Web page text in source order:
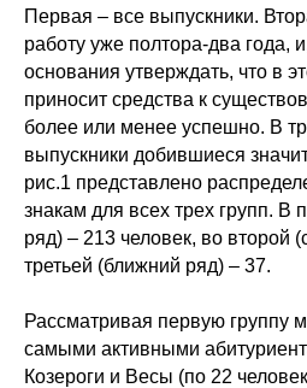
Первая – все выпускники.
работу уже полтора-два года,
основания утверждать, что в
приносит средства к
более или менее успешно. В
выпускники добившиеся
рис.1 представлено
знакам для всех трех групп. В
ряд) – 213 человек, во второй
третьей (ближний ряд) – 37.
Рассматривая первую группу
самыми активными
Козероги и Весы (по 22